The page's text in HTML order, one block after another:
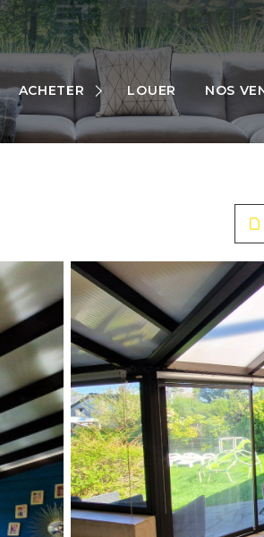
ACHETER
MAISONS
APPARTEMENTS
TERRAINS
LOUER NOS